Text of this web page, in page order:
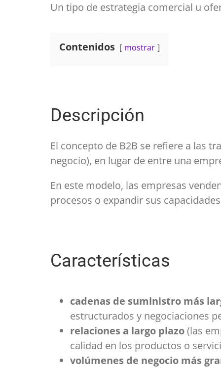
Un tipo de estrategia comercial u
Contenidos mostrar
Descripción
El concepto de B2B se refiere a las
negocio), en lugar de entre una
En este modelo, las empresas
procesos o expandir sus
Características
cadenas de suministro más
estructurados y negociaciones
relaciones a largo plazo(las
calidad en los productos o
volúmenes de negocio más